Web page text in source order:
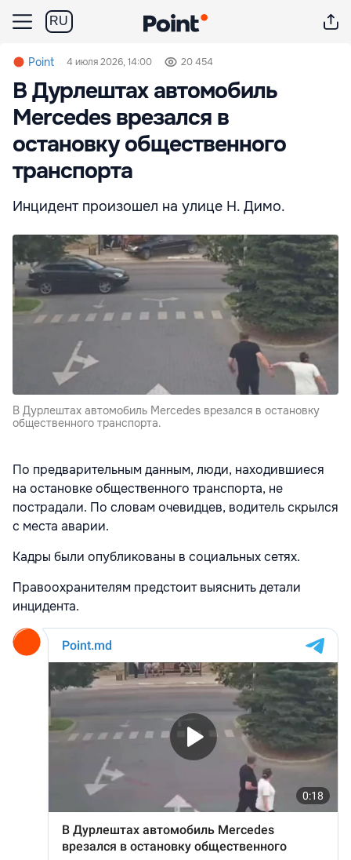
RU
Point 4 июля 2026, 14:00 20 454
В Дурлештах автомобиль
Mercedes врезался в
остановку общественного
транспорта
Инцидент произошел на улице Н. Димо.
В Дурлештах автомобиль Mercedes врезался в остановку
общественного транспорта.
По предварительным данным, люди, находившиеся
на остановке общественного транспорта, не
пострадали. По словам очевидцев, водитель скрылся
с места аварии.
Кадры были опубликованы в социальных сетях.
Правоохранителям предстоит выяснить детали
инцидента.